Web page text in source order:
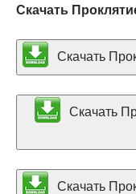
Скачать
Скачать
Скачать
Скачать